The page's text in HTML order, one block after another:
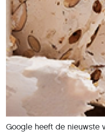
Google heeft de nieuwste